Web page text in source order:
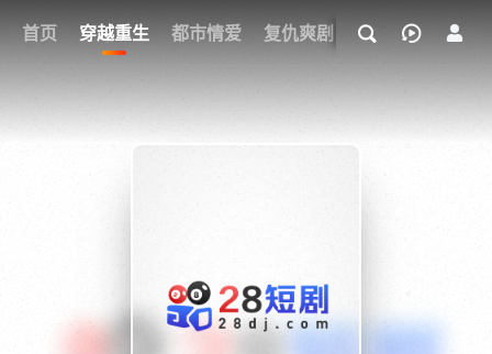
首页 穿越重生 都市情爱 复仇爽剧 玄幻武侠 奇幻
我的观影记录